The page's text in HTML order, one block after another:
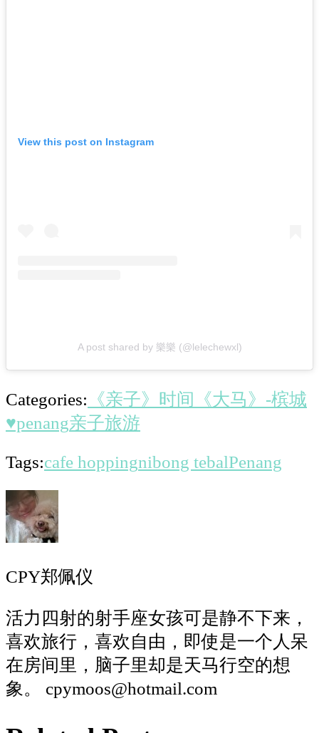
View this post on Instagram
A post shared by 樂樂 (@lelechewxl)
Categories: 《亲子》时间
《大马》-槟城
♥penang亲子旅游
Tags:cafe hoppingnibong tebalPenang
CPY郑佩仪
活力四射的射手座女孩可是静不下来，
喜欢旅行，喜欢自由，即使是一个人呆
在房间里，脑子里却是天马行空的想
象。 cpymoos@hotmail.com